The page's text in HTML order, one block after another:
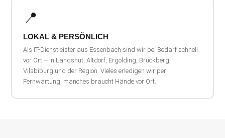
📍
LOKAL & PERSÖNLICH
Als IT-Dienstleister aus Essenbach sind wir bei Bedarf schnell
vor Ort – in Landshut, Altdorf, Ergolding, Bruckberg,
Vilsbiburg und der Region. Vieles erledigen wir per
Fernwartung, manches braucht Hände vor Ort.